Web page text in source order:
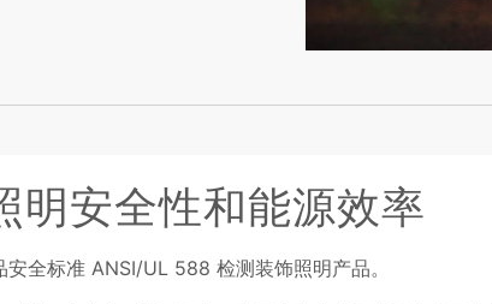
明安全性和能源效率
全标准 ANSI/UL 588 检测装饰照明产品。